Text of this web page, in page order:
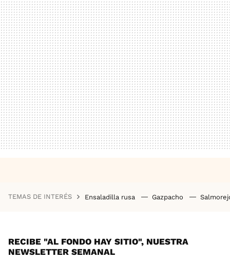
TEMAS DE INTERÉS Ensaladilla rusa Gazpacho
RECIBE "AL FONDO HAY SITIO", NUESTRA
NEWSLETTER SEMANAL